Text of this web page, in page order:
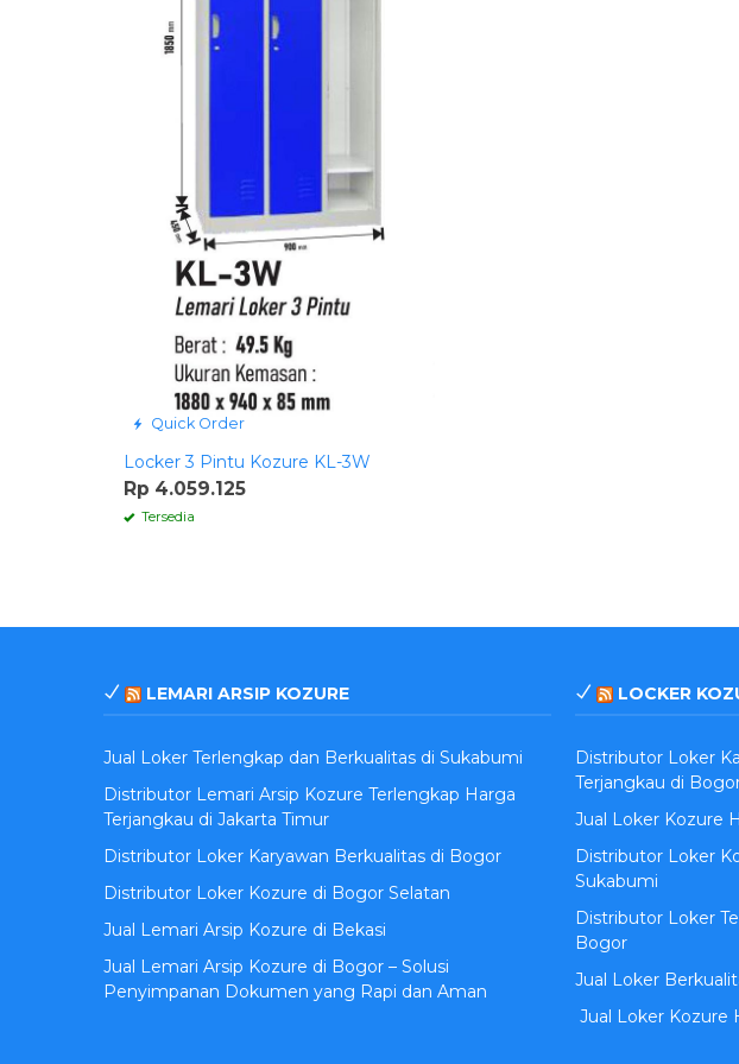
Quick Order
Locker 3 Pintu Kozure KL-3W
Rp 4.059.125
Tersedia
LEMARI ARSIP KOZURE
Jual Loker Terlengkap dan Berkualitas di Sukabumi
Distributor Lemari Arsip Kozure Terlengkap Harga
Terjangkau di Jakarta Timur
Distributor Loker Karyawan Berkualitas di Bogor
Distributor Loker Kozure di Bogor Selatan
Jual Lemari Arsip Kozure di Bekasi
Jual Lemari Arsip Kozure di Bogor – Solusi
Penyimpanan Dokumen yang Rapi dan Aman
LOCKER
Distributor Loker
Terjangkau di
Jual Loker Kozure
Distributor Loker
Sukabumi
Distributor Loker
Bogor
Jual Loker
Jual Loker Kozure